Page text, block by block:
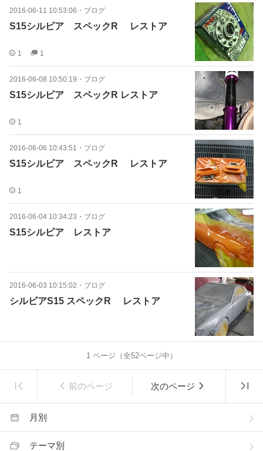
2016-06-11 10:53:06 ・ ブログ
S15シルビア スペックR レストア
1 1
2016-06-08 10:50:19 ・ ブログ
S15シルビア スペックR レストア
1
2016-06-06 10:43:51 ・ ブログ
S15シルビア スペックR レストア
1
2016-06-04 10:34:23 ・ ブログ
S15シルビア レストア
2016-06-03 10:15:02 ・ ブログ
シルビアS15 スペックR レストア
1ページ（全52ページ中）
前のページ 次のページ
月別
テーマ別